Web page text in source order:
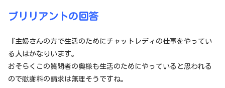
ブリリアントの回答
『主婦さんの方で生活のためにチャットレディの仕事をやってい
る人はかなりいます。
おそらくこの質問者の奥様も生活のためにやっていると思われる
ので慰謝料の請求は無理そうですね。